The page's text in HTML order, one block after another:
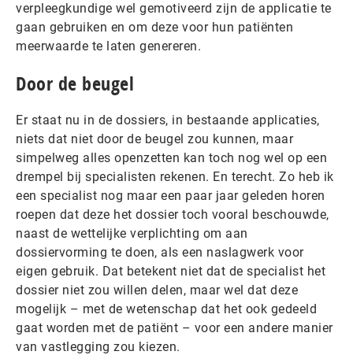
verpleegkundige wel gemotiveerd zijn de applicatie te
gaan gebruiken en om deze voor hun patiënten
meerwaarde te laten genereren.
Door de beugel
Er staat nu in de dossiers, in bestaande applicaties,
niets dat niet door de beugel zou kunnen, maar
simpelweg alles openzetten kan toch nog wel op een
drempel bij specialisten rekenen. En terecht. Zo heb ik
een specialist nog maar een paar jaar geleden horen
roepen dat deze het dossier toch vooral beschouwde,
naast de wettelijke verplichting om aan
dossiervorming te doen, als een naslagwerk voor
eigen gebruik. Dat betekent niet dat de specialist het
dossier niet zou willen delen, maar wel dat deze
mogelijk – met de wetenschap dat het ook gedeeld
gaat worden met de patiënt – voor een andere manier
van vastlegging zou kiezen.